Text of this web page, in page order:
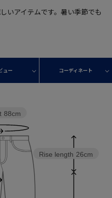
いアイテムです。暑い季節でも
ュー コーディネート
Rise length 26cm
88cm